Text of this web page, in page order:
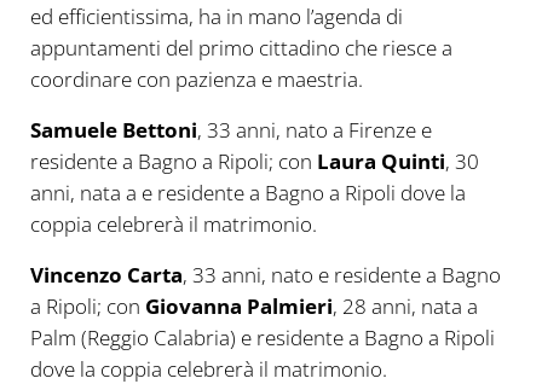
ed efficientissima, ha in mano l’agenda di
appuntamenti del primo cittadino che riesce a
coordinare con pazienza e maestria.
Samuele Bettoni, 33 anni, nato a Firenze e
residente a Bagno a Ripoli; con Laura Quinti, 30
anni, nata a e residente a Bagno a Ripoli dove la
coppia celebrerà il matrimonio.
Vincenzo Carta, 33 anni, nato e residente a Bagno
a Ripoli; con Giovanna Palmieri, 28 anni, nata a
Palm (Reggio Calabria) e residente a Bagno a Ripoli
dove la coppia celebrerà il matrimonio.